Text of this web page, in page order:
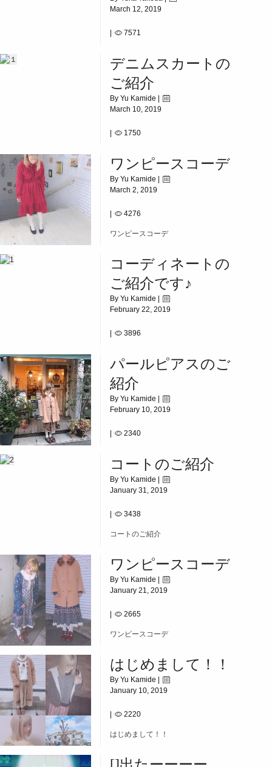
March 12, 2019
7571
【天王寺店】[]ご報告っ!!![]
デニムスカートの
ご紹介
By Yu Kamide |
March 10, 2019
1750
デニムスカートのご紹介
ワンピースコーデ
By Yu Kamide |
March 2, 2019
4276
ワンピースコーデ
コーディネートの
ご紹介です♪
By Yu Kamide |
February 22, 2019
3896
コーディネートのご紹介です♪
パールピアスのご
紹介
By Yu Kamide |
February 10, 2019
2340
パールピアスのご紹介
コートのご紹介
By Yu Kamide |
January 31, 2019
3438
コートのご紹介
ワンピースコーデ
By Yu Kamide |
January 21, 2019
2665
ワンピースコーデ
はじめまして！！
By Yu Kamide |
January 10, 2019
2220
はじめまして！！